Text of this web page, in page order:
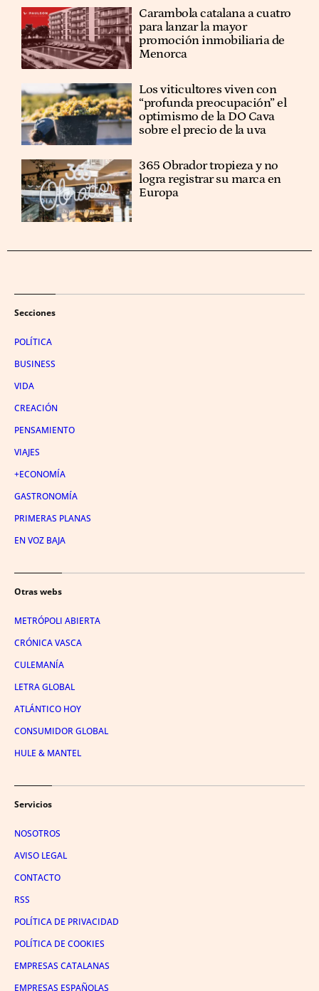
Carambola catalana a cuatro
para lanzar la mayor
promoción inmobiliaria de
Menorca
Los viticultores viven con
“profunda preocupación” el
optimismo de la DO Cava
sobre el precio de la uva
365 Obrador tropieza y no
logra registrar su marca en
Europa
Secciones
POLÍTICA
BUSINESS
VIDA
CREACIÓN
PENSAMIENTO
VIAJES
+ECONOMÍA
GASTRONOMÍA
PRIMERAS PLANAS
EN VOZ BAJA
Otras webs
METRÓPOLI ABIERTA
CRÓNICA VASCA
CULEMANÍA
LETRA GLOBAL
ATLÁNTICO HOY
CONSUMIDOR GLOBAL
HULE & MANTEL
Servicios
NOSOTROS
AVISO LEGAL
CONTACTO
RSS
POLÍTICA DE PRIVACIDAD
POLÍTICA DE COOKIES
EMPRESAS CATALANAS
EMPRESAS ESPAÑOLAS